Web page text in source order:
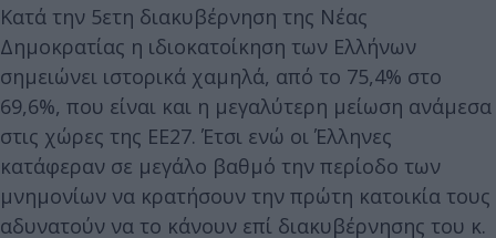
Κατά την 5ετη διακυβέρνηση της Νέας
Δημοκρατίας η ιδιοκατοίκηση των Ελλήνων
σημειώνει ιστορικά χαμηλά, από το 75,4% στο
69,6%, που είναι και η μεγαλύτερη μείωση ανάμεσα
στις χώρες της ΕΕ27. Έτσι ενώ οι Έλληνες
κατάφεραν σε μεγάλο βαθμό την περίοδο των
μνημονίων να κρατήσουν την πρώτη κατοικία τους
αδυνατούν να το κάνουν επί διακυβέρνησης του κ.